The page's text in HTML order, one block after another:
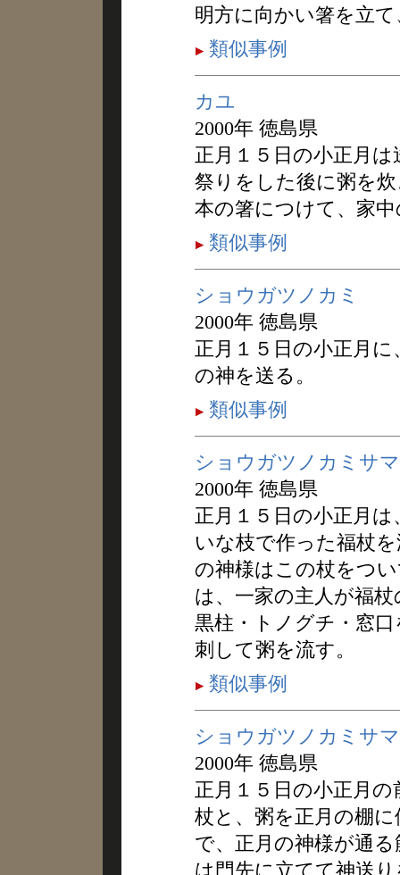
明方に向かい箸を立
類似事例
カユ
2000年 徳島県
正月１５日の小正月
祭りをした後に粥を
本の箸につけて、家
類似事例
ショウガツノカミ
2000年 徳島県
正月１５日の小正月
の神を送る。
類似事例
ショウガツノカミサ
2000年 徳島県
正月１５日の小正月
いな枝で作った福杖
の神様はこの杖をつ
は、一家の主人が福
黒柱・トノグチ・窓
刺して粥を流す。
類似事例
ショウガツノカミサマ
2000年 徳島県
正月１５日の小正月
杖と、粥を正月の棚
で、正月の神様が通
は門先に立てて神送